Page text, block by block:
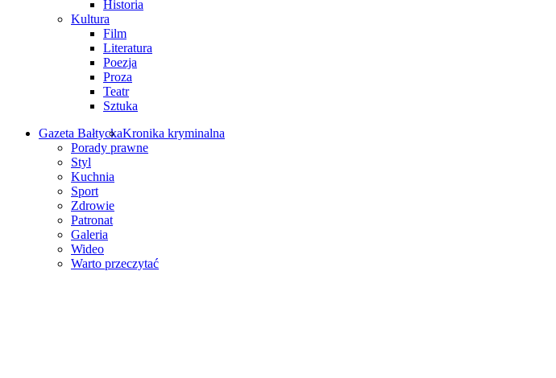
Historia
Kultura
Film
Literatura
Poezja
Proza
Teatr
Sztuka
Gazeta BałtyckaKronika kryminalna
Porady prawne
Styl
Kuchnia
Sport
Zdrowie
Patronat
Galeria
Wideo
Warto przeczytać